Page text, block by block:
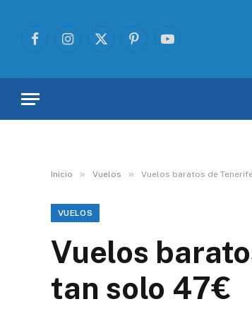
FacebookInstagram
X
PinterestYouTube
Inicio » Vuelos » Vuelos baratos de
VUELOS
Vuelos
tan solo 47€